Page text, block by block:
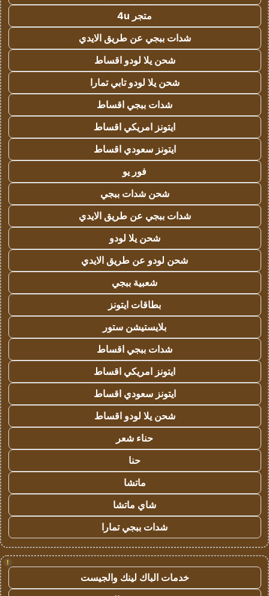
متجر 4u
شدات ببجي عن طريق الايدي
شحن يلا لودو اقساط
شحن يلا لودو تابي تمارا
شدات ببجي اقساط
ايتونز امريكي اقساط
ايتونز سعودي اقساط
فور يو
شحن شدات ببجي
شدات ببجي عن طريق الايدي
شحن يلا لودو
شحن لودو عن طريق الايدي
شعبية ببجي
بطاقات ايتونز
بلايستيشن ستور
شدات ببجي اقساط
ايتونز امريكي اقساط
ايتونز سعودي اقساط
شحن يلا لودو اقساط
حناء شعر
حنا
ماتشا
شاي ماتشا
شدات ببجي تمارا
!
خدمات الباك لينك والجيست